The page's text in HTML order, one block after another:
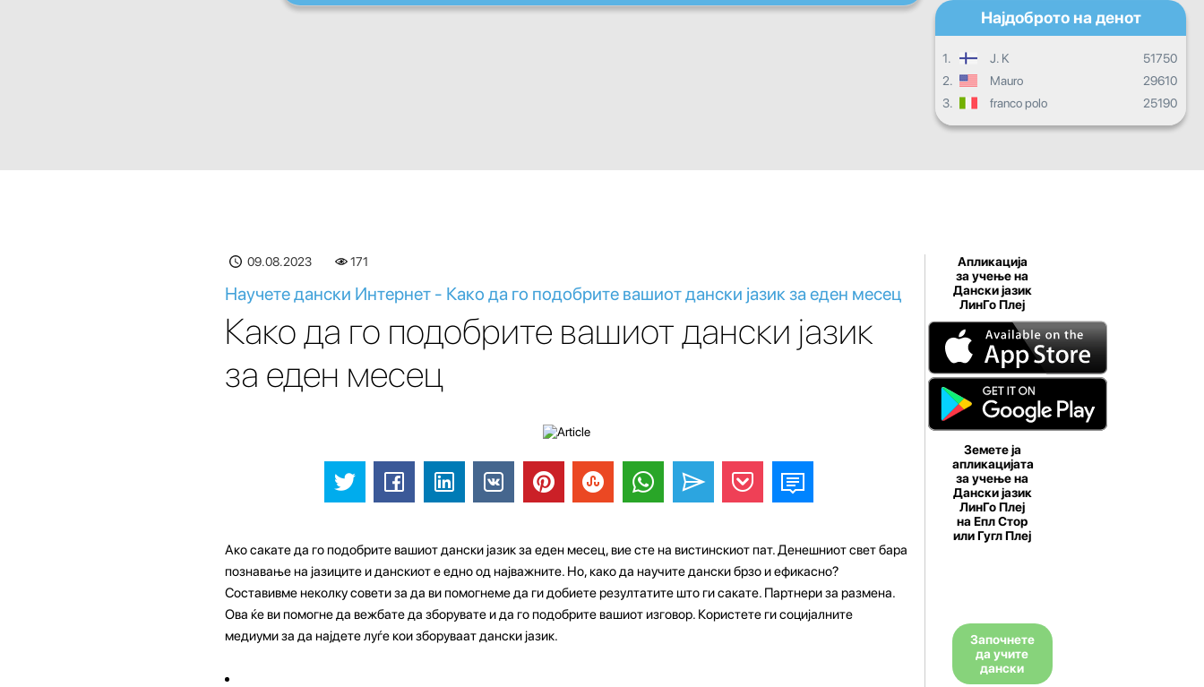
Најдоброто на денот
1. J. K
51750
2.
Mauro
29610
3.
franco polo 25190
09.08.2023 171
Научете дански Интернет - Како да го подобрите вашиот дански јазик за еден месец
Како да го подобрите вашиот дански јазик
за еден месец
Ако сакате да го подобрите вашиот дански јазик за еден месец, вие сте на вистинскиот пат. Денешниот свет бара
познавање на јазиците и данскиот е едно од најважните. Но, како да научите дански брзо и ефикасно?
Составивме неколку совети за да ви помогнеме да ги добиете резултатите што ги сакате. Партнери за размена.
Ова ќе ви помогне да вежбате да зборувате и да го подобрите вашиот изговор. Користете ги социјалните
медиуми за да најдете луѓе кои зборуваат дански јазик.
Апликација
за учење на
Дански јазик
ЛинГо Плеј
Земете ја
апликацијата
за учење на
Дански јазик
ЛинГо Плеј
на Епл Стор
или Гугл Плеј
Започнете
да учите
дански